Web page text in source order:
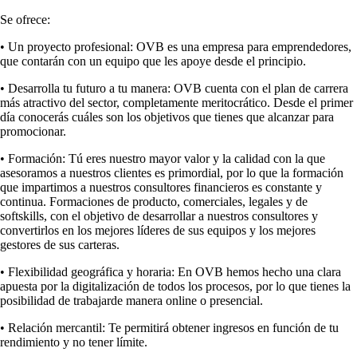
Se ofrece:
• Un proyecto profesional: OVB es una empresa para emprendedores,
que contarán con un equipo que les apoye desde el principio.
• Desarrolla tu futuro a tu manera: OVB cuenta con el plan de carrera
más atractivo del sector, completamente meritocrático. Desde el primer
día conocerás cuáles son los objetivos que tienes que alcanzar para
promocionar.
• Formación: Tú eres nuestro mayor valor y la calidad con la que
asesoramos a nuestros clientes es primordial, por lo que la formación
que impartimos a nuestros consultores financieros es constante y
continua. Formaciones de producto, comerciales, legales y de
softskills, con el objetivo de desarrollar a nuestros consultores y
convertirlos en los mejores líderes de sus equipos y los mejores
gestores de sus carteras.
• Flexibilidad geográfica y horaria: En OVB hemos hecho una clara
apuesta por la digitalización de todos los procesos, por lo que tienes la
posibilidad de trabajarde manera online o presencial.
• Relación mercantil: Te permitirá obtener ingresos en función de tu
rendimiento y no tener límite.